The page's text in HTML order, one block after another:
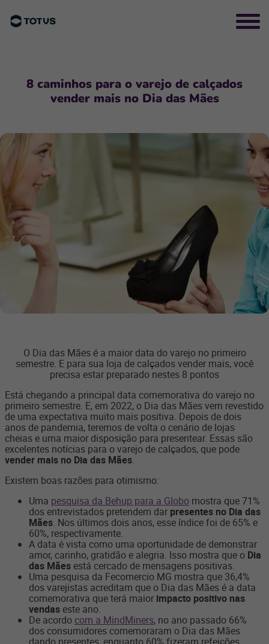
8 caminhos para o varejo de calçados
vender mais no Dia das Mães
O Dia das Mães é a maior data do varejo no primeiro
semestre. E para sua loja de calçados vender mais, você
precisa estar preparado nestes 8 pontos
Está chegando a principal data comemorativa do varejo no
primeiro semestre. E, em 2022, o Dia das Mães vem revestido
de uma expectativa muito mais positiva. Depois de dois
anos de pandemia, teremos de volta o cenário de lojas
cheias e uma maior disposição para presentear. Essas são
excelentes notícias para o varejo de calçados, que pode
vender mais no Dia das Mães.
Existem boas razões para otimismo:
Uma pesquisa da Behup para a Globo mostra que 71%
dos entrevistados pretendem dar presentes no Dia das
Mães. Nos últimos dois anos, esse índice foi de 65% e
60%, respectivamente.
A data é vista como uma oportunidade de demonstrar
amor, carinho, gratidão e alegria. Isso mostra que o Dia
das Mães está cercado de mensagens positivas.
Uma pesquisa da Fecomercio MG mostra que 36,4%
dos varejistas acreditam que o Dia das Mães é a data
comemorativa que terá maior impacto positivo nas
vendas este ano.
De acordo com a MindMiners, no ano passado 66%
dos consumidores comemoraram o Dia das Mães